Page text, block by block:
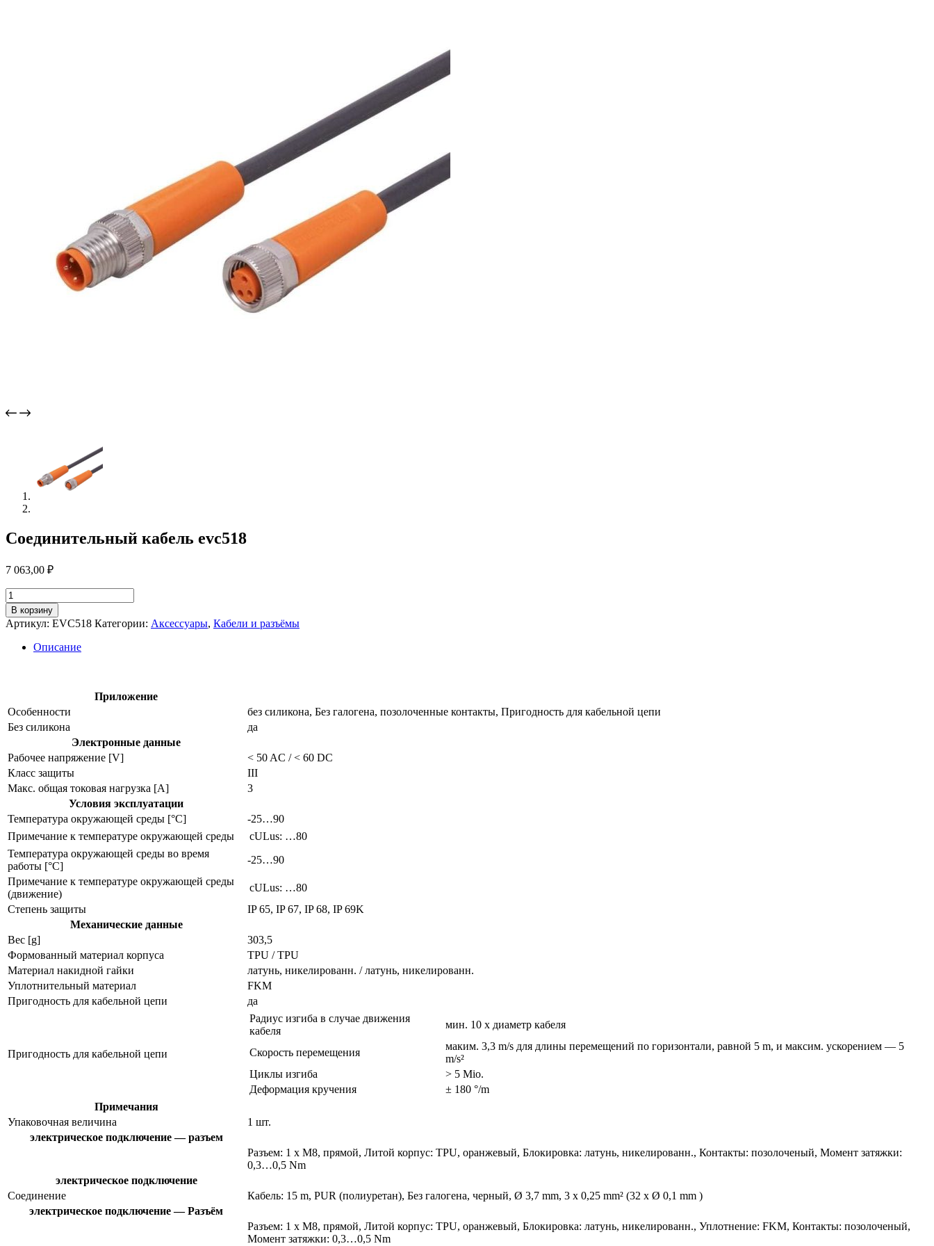
Соединительный кабель evc518
7 063,00 ₽
Количество
товара
Соединительный
кабель
evc518
В корзину
Артикул: EVC518 Категории: Аксессуары, Кабели и разъёмы
Описание
Приложение
Особенности
без силикона, Без галогена, позолоченные контакты, Пригодность для кабельной цепи
Без силикона
да
Электронные данные
Рабочее напряжение [V]
< 50 AC / < 60 DC
Класс защиты
III
Макс. общая токовая нагрузка [A]
3
Условия эксплуатации
Температура окружающей среды [°C]
-25…90
Примечание к температуре окружающей среды
cULus: …80
Температура окружающей среды во время
работы [°C]
-25…90
Примечание к температуре окружающей среды
(движение)
cULus: …80
Степень защиты
IP 65, IP 67, IP 68, IP 69K
Механические данные
Вес [g]
303,5
Формованный материал корпуса
TPU / TPU
Материал накидной гайки
латунь, никелированн. / латунь, никелированн.
Уплотнительный материал
FKM
Пригодность для кабельной цепи
да
Пригодность для кабельной цепи
Радиус изгиба в случае движения
кабеля
мин. 10 x диаметр кабеля
Скорость перемещения
маким. 3,3 m/s для длины перемещений по горизонтали, равной 5 m, и максим. ускорением — 5
m/s²
Циклы изгиба
> 5 Mio.
Деформация кручения
± 180 °/m
Примечания
Упаковочная величина
1 шт.
электрическое подключение — разъем
Разъем: 1 x M8, прямой, Литой корпус: TPU, оранжевый, Блокировка: латунь, никелированн., Контакты: позолоченый, Момент затяжки:
0,3…0,5 Nm
электрическое подключение
Соединение
Кабель: 15 m, PUR (полиуретан), Без галогена, черный, Ø 3,7 mm, 3 x 0,25 mm² (32 x Ø 0,1 mm )
электрическое подключение — Разъём
Разъем: 1 x M8, прямой, Литой корпус: TPU, оранжевый, Блокировка: латунь, никелированн., Уплотнение: FKM, Контакты: позолоченый,
Момент затяжки: 0,3…0,5 Nm